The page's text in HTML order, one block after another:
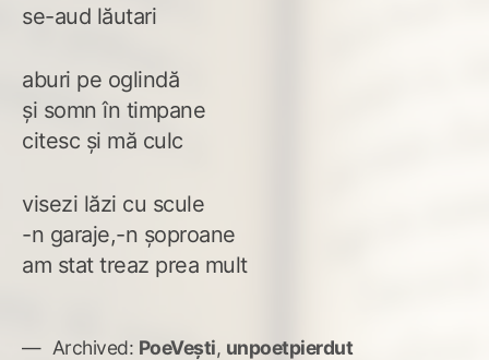
se-aud lăutari
aburi pe oglindă
și somn în timpane
citesc și mă culc
visezi lăzi cu scule
-n garaje,-n șoproane
am stat treaz prea mult
Archived: PoeVești, unpoetpierdut